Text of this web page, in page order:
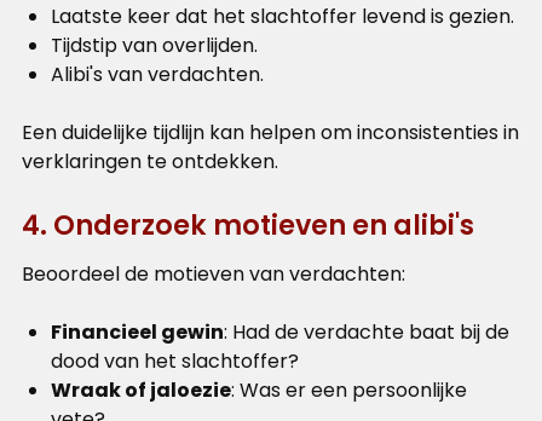
Laatste keer dat het slachtoffer levend is gezien.
Tijdstip van overlijden.
Alibi's van verdachten.
Een duidelijke tijdlijn kan helpen om inconsistenties in
verklaringen te ontdekken.
4. Onderzoek motieven en alibi's
Beoordeel de motieven van verdachten:
Financieel gewin: Had de verdachte baat bij de
dood van het slachtoffer?
Wraak of jaloezie: Was er een persoonlijke